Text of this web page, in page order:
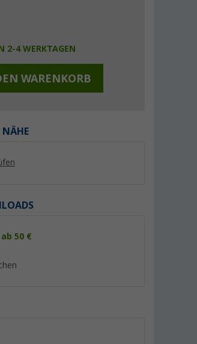
2-4 WERKTAGEN
WARENKORB
NÄHE
50 €